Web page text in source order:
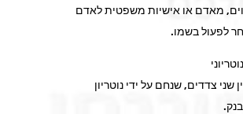
מאדם או אישיות משפטית לאדם
לפעול בשמו.
שני צדדים, שנחם על ידי נוטריון